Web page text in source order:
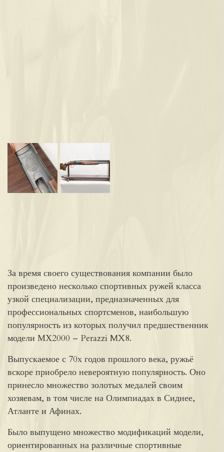
За время своего существования компании было
произведено несколько спортивных ружей класса
узкой специализации, предназначенных для
профессиональных спортсменов, наибольшую
популярность из которых получил предшественник
модели МХ2000 – Perazzi MX8.
Выпускаемое с 70х годов прошлого века, ружьё
вскоре приобрело невероятную популярность. Оно
принесло множество золотых медалей своим
хозяевам, в том числе на Олимпиадах в Сиднее,
Атланте и Афинах.
Было выпущено множество модификаций модели,
ориентированных на различные спортивные